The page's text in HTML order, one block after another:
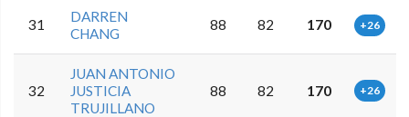
31
DARREN
CHANG
88 82 170 +26
32
JUAN ANTONIO
JUSTICIA
TRUJILLANO
88 82 170 +26